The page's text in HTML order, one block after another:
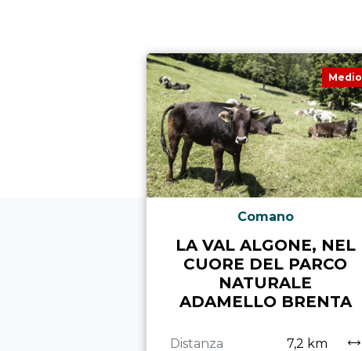
Medio
Comano
LA VAL ALGONE, NEL
CUORE DEL PARCO
NATURALE
ADAMELLO BRENTA
Distanza 7,2 km